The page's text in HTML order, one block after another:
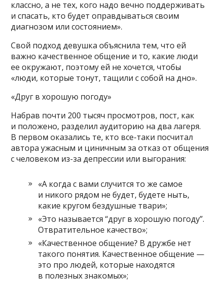
классно, а не тех, кого надо вечно поддерживать
и спасать, кто будет оправдываться своим
диагнозом или состоянием».
Свой подход девушка объяснила тем, что ей
важно качественное общение и то, какие люди
ее окружают, поэтому ей не хочется, чтобы
«люди, которые тонут, тащили с собой на дно».
«Друг в хорошую погоду»
Набрав почти 200 тысяч просмотров, пост, как
и положено, разделил аудиторию на два лагеря.
В первом оказались те, кто все-таки посчитал
автора ужасным и циничным за отказ от общения
с человеком из-за депрессии или выгорания:
«А когда с вами случится то же самое
и никого рядом не будет, будете ныть,
какие кругом бездушные твари»;
«Это называется “друг в хорошую погоду”.
Отвратительное качество»;
«Качественное общение? В дружбе нет
такого понятия. Качественное общение —
это про людей, которые находятся
в полезных знакомых»;